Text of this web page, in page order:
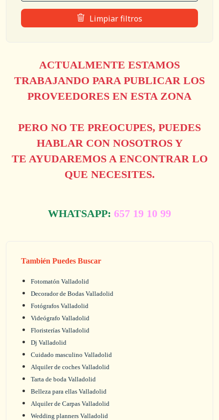
Limpiar filtros
ACTUALMENTE ESTAMOS
TRABAJANDO PARA PUBLICAR LOS
PROVEEDORES EN ESTA ZONA
PERO NO TE PREOCUPES, PUEDES
HABLAR CON NOSOTROS Y
TE AYUDAREMOS A ENCONTRAR LO
QUE NECESITES.
WHATSAPP: 657 19 10 99
También Puedes Buscar
Fotomatón Valladolid
Decorador de Bodas Valladolid
Fotógrafos Valladolid
Videógrafo Valladolid
Floristerías Valladolid
Dj Valladolid
Cuidado masculino Valladolid
Alquiler de coches Valladolid
Tarta de boda Valladolid
Belleza para ellas Valladolid
Alquiler de Carpas Valladolid
Wedding planners Valladolid